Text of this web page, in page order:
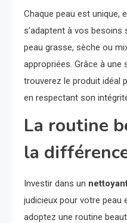
Chaque peau est unique,
s’adaptent à vos besoins
peau grasse, sèche ou
appropriées. Grâce à une
trouverez le produit idéal
en respectant son
La routine
la
Investir dans un
judicieux pour votre peau
adoptez une routine